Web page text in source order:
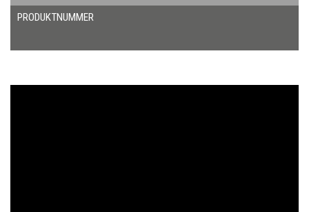
PRODUKTNUMMER